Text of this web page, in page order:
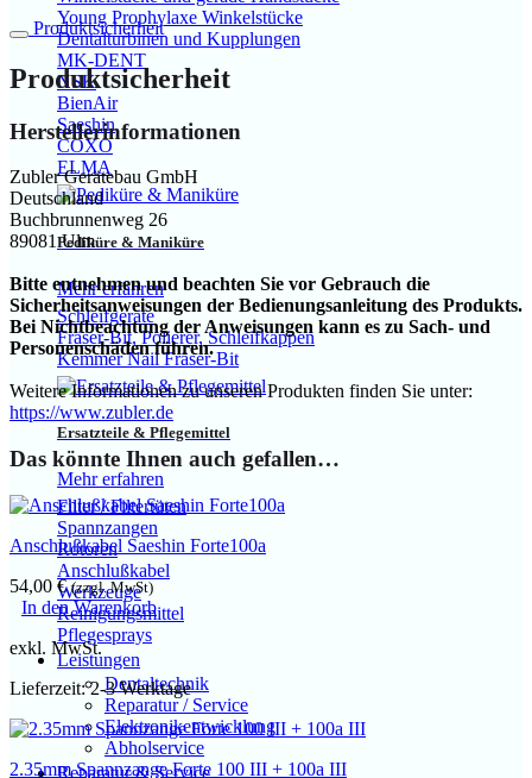
Young Prophylaxe Winkelstücke
Dentalturbinen und Kupplungen
MK-DENT
NSK
BienAir
Saeshin
COXO
ELMA
Pediküre & Maniküre
Mehr erfahren
Schleifgeräte
Fräser-Bit, Polierer, Schleifkappen
Kemmer Nail Fräser-Bit
Ersatzteile & Pflegemittel
Mehr erfahren
Filter / Filtertüten
Spannzangen
Rotoren
Anschlußkabel
Werkzeuge
Reinigungsmittel
Pflegesprays
Leistungen
Dentaltechnik
Reparatur / Service
Elektronikentwicklung
Abholservice
Reparatur & Service
Produktsicherheit
Produktsicherheit
Herstellerinformationen
Zubler Gerätebau GmbH
Deutschland
Buchbrunnenweg 26
89081 Ulm
Bitte entnehmen und beachten Sie vor Gebrauch die
Sicherheitsanweisungen der Bedienungsanleitung des Produkts.
Bei Nichtbeachtung der Anweisungen kann es zu Sach- und
Personenschäden führen.
Weitere Informationen zu unseren Produkten finden Sie unter:
https://www.zubler.de
Das könnte Ihnen auch gefallen…
Anschlußkabel Saeshin Forte100a
54,00 € (zzgl. MwSt)
In den Warenkorb
exkl. MwSt.
Lieferzeit:2-3 Werktage
2.35mm Spannzange Forte 100 III + 100a III